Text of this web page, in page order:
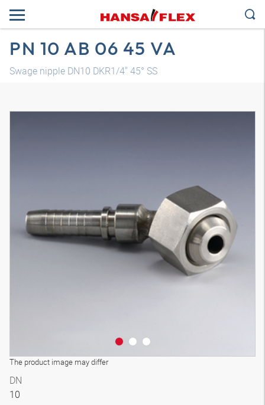
PN 10 AB 06 45 VA
Swage nipple DN10 DKR1/4" 45° SS
The product image may differ
Трехмерная модель
DN
10